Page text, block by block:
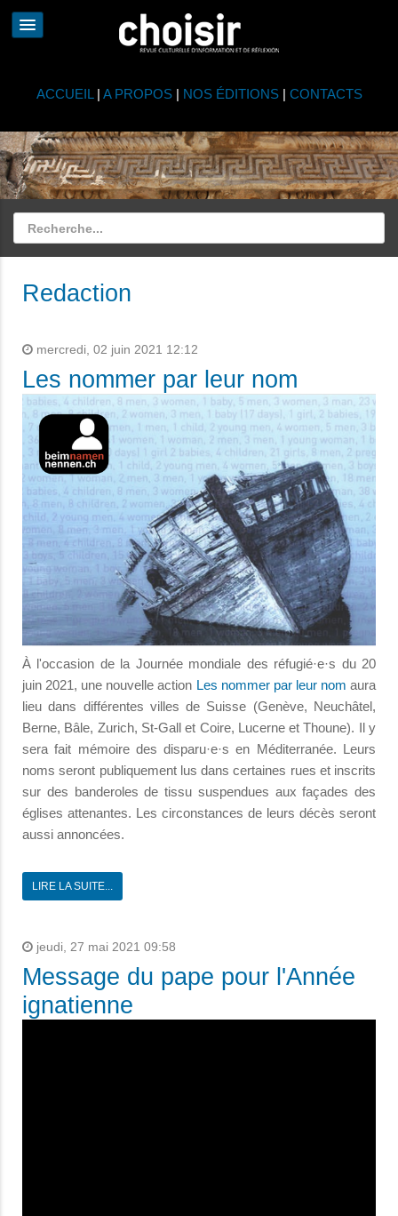
ACCUEIL | A PROPOS| NOS ÉDITIONS| CONTACTS
Redaction
mercredi, 02 juin 2021 12:12
Les nommer par leur nom
À l'occasion de la Journée mondiale des réfugié·e·s du 20
juin 2021, une nouvelle action Les nommer par leur nom aura
lieu dans différentes villes de Suisse (Genève, Neuchâtel,
Berne, Bâle, Zurich, St-Gall et Coire, Lucerne et Thoune). Il y
sera fait mémoire des disparu·e·s en Méditerranée. Leurs
noms seront publiquement lus dans certaines rues et inscrits
sur des banderoles de tissu suspendues aux façades des
églises attenantes. Les circonstances de leurs décès seront
aussi annoncées.
LIRE LA SUITE...
jeudi, 27 mai 2021 09:58
Message du pape pour l'Année
ignatienne